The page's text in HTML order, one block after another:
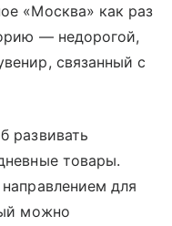
«Москва» как раз
— недорогой,
связанный с
развивать
товары.
для
можно